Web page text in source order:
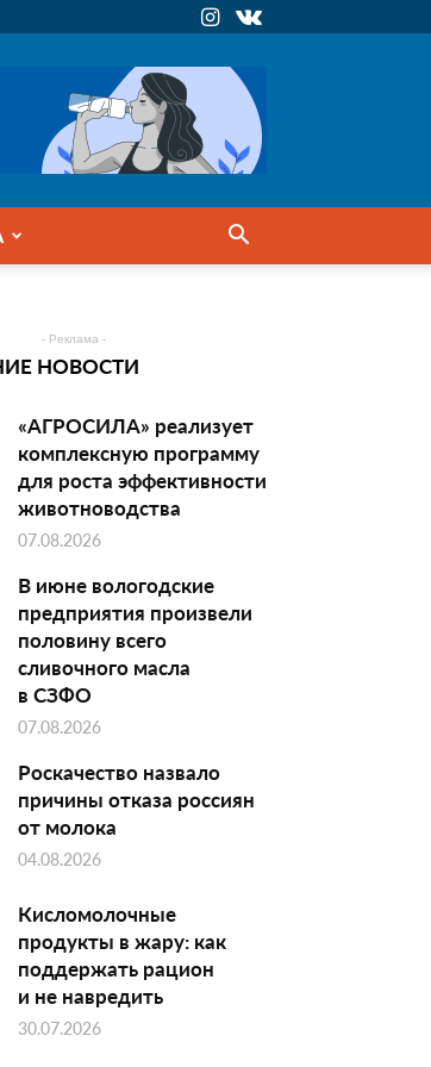
- Реклама -
НОВОСТИ
«АГРОСИЛА» реализует
комплексную программу
для роста эффективности
животноводства
07.08.2026
В июне вологодские
предприятия произвели
половину всего
сливочного масла
в СЗФО
07.08.2026
Роскачество назвало
причины отказа россиян
от молока
04.08.2026
Кисломолочные
продукты в жару: как
поддержать рацион
и не навредить
30.07.2026